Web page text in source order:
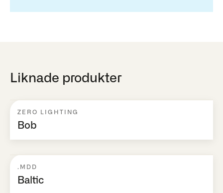
Liknade produkter
ZERO LIGHTING
Bob
.MDD
Baltic